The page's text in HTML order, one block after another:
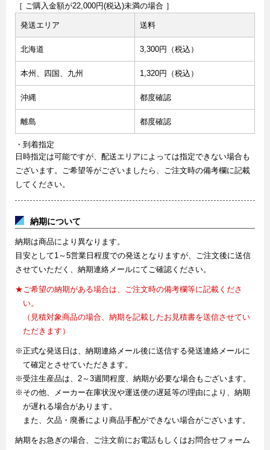
［ ご購入金額が22,000円(税込)未満の場合 ］
発送エリア 送料
北海道 3,300円（税込）
本州、四国、九州 1,320円（税込）
沖縄 都度確認
離島 都度確認
・到着指定
日時指定は可能ですが、配送エリアによっては指定できない場合も
ございます。ご希望等がございましたら、ご注文時の備考欄に記載
してください。
納期について
納期は商品により異なります。
目安として1～5営業日程度での発送となりますが、ご注文後に送信
させていただく、納期連絡メールにてご確認ください。
★ご希望の納期がある場合は、ご注文時の備考欄等に記載くださ
い。
（見積対象商品の場合、納期を記載したお見積書を送信させてい
ただきます）
※正式な発送日は、納期連絡メール後に送信する発送連絡メールに
て確定とさせていただきます。
※受注生産品は、2～3週間程度、納期が必要な場合もございます。
※その他、メーカー在庫状況や運送便の遅延等の理由により、納期
が遅れる場合があります。
また、欠品・廃番により商品手配ができない場合がございます。
納期をお急ぎの場合、ご注文前にお電話もしくはお問合せフォーム